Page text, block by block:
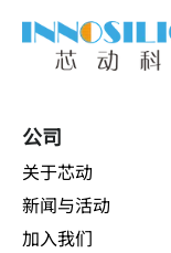
公司
关于芯动
新闻与活动
加入我们